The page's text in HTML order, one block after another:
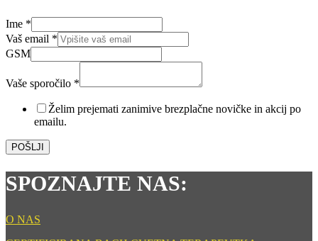
Ime *
Vaš email *
GSM
Vaše
Vaše sporočilo *
Želim prejemati zanimive brezplačne novičke in akcij po
emailu.
POŠLJI
SPOZNAJTE NAS:
O NAS